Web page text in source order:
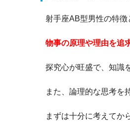
射手座AB型男性の特徴
物事の原理や理由を追
探究心が旺盛で、知識
また、論理的な思考を
まずは十分に考えてか